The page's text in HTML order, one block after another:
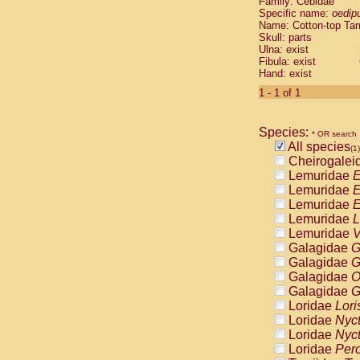
Cebidae
Cebidae
Cebidae
Cebidae
Cebidae
Cebidae
Cebidae
Cebidae
Cebidae
Cebidae
Cebidae
Cebidae
Atelidae
Atelidae
Atelidae
Atelidae
Atelidae
Atelidae
Atelidae
Atelidae
Atelidae
Atelidae
Pitheciidae
Specific name:
Name: Cotton-top
Skull: parts
Ulna: exist
Fibula: exist
Hand: exist
1 - 1 of 1
Species: * OR search
All species(1)
Lemuridae
Lemuridae
Lemuridae
Lemuridae
Lemuridae
Galagidae
Galagidae
Galagidae
Galagidae
Loridae
Loridae
Loridae
Loridae